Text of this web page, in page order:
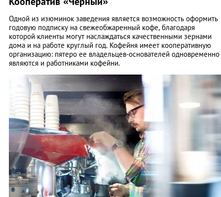
Одной из изюминок заведения является возможность оформить
годовую подписку на свежеобжаренный кофе, благодаря
которой клиенты могут наслаждаться качественными зернами
дома и на работе круглый год. Кофейня имеет кооперативную
организацию: пятеро ее владельцев-основателей одновременно
являются и работниками кофейни.